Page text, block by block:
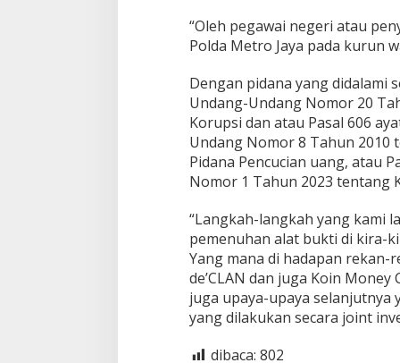
“Oleh pegawai negeri atau
Polda Metro Jaya pada kurun
Dengan pidana yang didalami
Undang-Undang Nomor 20
Korupsi dan atau Pasal 606
Undang Nomor 8 Tahun 2010
Pidana Pencucian uang, atau
Nomor 1 Tahun 2023 tentang
“Langkah-langkah yang kami
pemenuhan alat bukti di kira-
Yang mana di hadapan rekan-
de’CLAN dan juga Koin
juga upaya-upaya selanjutnya
yang dilakukan secara joint
dibaca: 802